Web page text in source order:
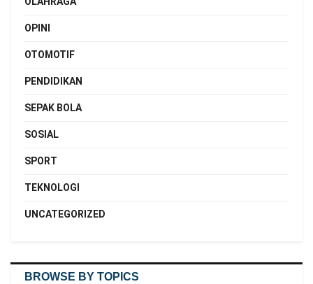
OPINI
OTOMOTIF
PENDIDIKAN
SEPAK BOLA
SOSIAL
SPORT
TEKNOLOGI
UNCATEGORIZED
BROWSE BY TOPICS